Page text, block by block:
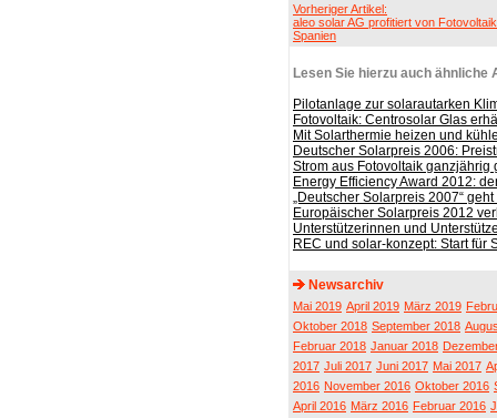
Vorheriger Artikel:
aleo solar AG profitiert von
Spanien
Lesen Sie hierzu auch ähnliche
Pilotanlage zur solarautarken
Fotovoltaik: Centrosolar Glas
Mit Solarthermie heizen und
Deutscher Solarpreis 2006:
Strom aus Fotovoltaik ganzjährig
Energy Efficiency Award 2012:
„Deutscher Solarpreis 2007“
Europäischer Solarpreis 2012
Unterstützerinnen und
REC und solar-konzept: Start für
Newsarchiv
Mai 2019 April 2019 März 2019
Oktober 2018 September 2018
Februar 2018 Januar 2018
2017 Juli 2017 Juni 2017 Mai 2017
2016 November 2016 Oktober 2016
April 2016 März 2016 Februar 2016